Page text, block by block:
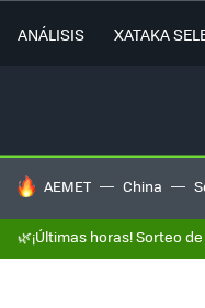
ANÁLISIS XATAKA
HOY SE HABLA DE
AEMET China
🌿¡Últimas horas! Sorteo